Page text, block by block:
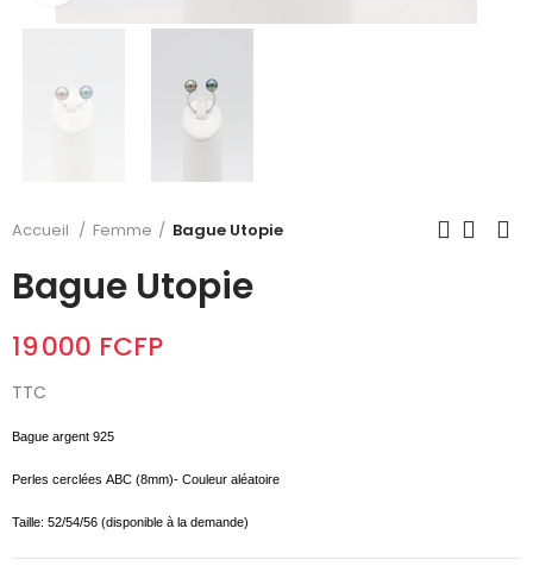
Accueil Femme Bague Utopie
Bague Utopie
19 000 FCFP
TTC
Bague argent 925
Perles cerclées ABC (8mm)- Couleur aléatoire
Taille: 52/54/56 (disponible à la demande)